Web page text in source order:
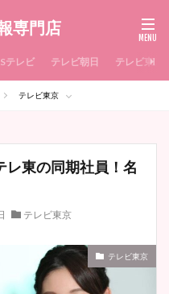
専門店
テレビ テレビ朝日 テレビ東京
テレビ東京
レ東の同期社員！名
テレビ東京
テレビ東京